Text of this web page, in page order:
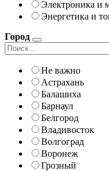
Электроника и
Энергетика и
Город
Не важно
Астрахань
Балашиха
Барнаул
Белгород
Владивосток
Волгоград
Воронеж
Грозный